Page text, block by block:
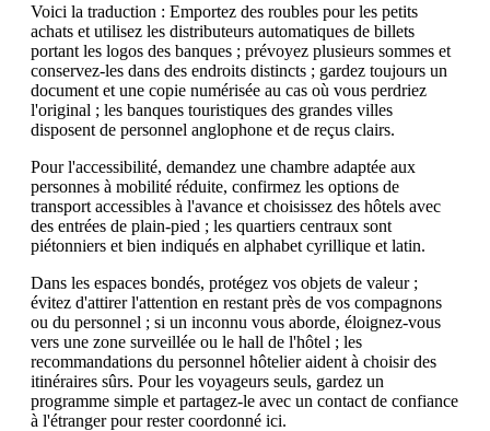
Voici la traduction : Emportez des roubles pour les petits
achats et utilisez les distributeurs automatiques de billets
portant les logos des banques ; prévoyez plusieurs sommes et
conservez-les dans des endroits distincts ; gardez toujours un
document et une copie numérisée au cas où vous perdriez
l'original ; les banques touristiques des grandes villes
disposent de personnel anglophone et de reçus clairs.
Pour l'accessibilité, demandez une chambre adaptée aux
personnes à mobilité réduite, confirmez les options de
transport accessibles à l'avance et choisissez des hôtels avec
des entrées de plain-pied ; les quartiers centraux sont
piétonniers et bien indiqués en alphabet cyrillique et latin.
Dans les espaces bondés, protégez vos objets de valeur ;
évitez d'attirer l'attention en restant près de vos compagnons
ou du personnel ; si un inconnu vous aborde, éloignez-vous
vers une zone surveillée ou le hall de l'hôtel ; les
recommandations du personnel hôtelier aident à choisir des
itinéraires sûrs. Pour les voyageurs seuls, gardez un
programme simple et partagez-le avec un contact de confiance
à l'étranger pour rester coordonné ici.